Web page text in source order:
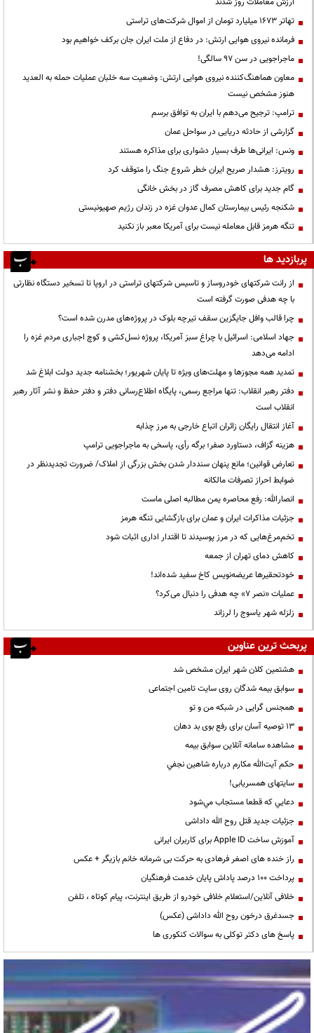
تهاتر ۱۶۷۳ میلیارد تومان از اموال شرکت‌های تراستی
فرمانده نیروی هوایی ارتش: در دفاع از ملت ایران جان برکف خواهیم بود
ماجراجویی در سن ۹۷ سالگی!
معاون هماهنگ‌کننده نیروی هوایی ارتش: وضعیت سه خلبان عملیات حمله به العدید
هنوز مشخص نیست
ترامپ: ترجیح می‌دهم با ایران به توافق برسم
گزارشی از حادثه دریایی در سواحل عمان
ونس: ایرانی‌ها طرف بسیار دشواری برای مذاکره هستند
رویترز: هشدار صریح ایران خطر شروع جنگ را متوقف کرد
گام جدید برای کاهش مصرف گاز در بخش خانگی
شکنجه رئیس بیمارستان کمال عدوان غزه در زندان رژیم صهیونیستی
تنگه هرمز قابل معامله نیست برای آمریکا معبر باز نکنید
پربازدید ها
از رانت‌ شرکتهای خودروساز و تاسیس شرکتهای تراستی در اروپا تا تسخیر دستگاه نظارتی
با چه هدفی صورت گرفته است
چرا قالب وافل جایگزین سقف تیرچه بلوک در پروژه‌های مدرن شده است؟
جهاد اسلامی: اسرائیل با چراغ سبز آمریکا، پروژه نسل‌کشی و کوچ اجباری مردم غزه را
ادامه می‌دهد
تمدید همه مجوزها و مهلت‌های ویژه تا پایان شهریور؛ بخشنامه جدید دولت ابلاغ شد
دفتر رهبر انقلاب: تنها مراجع رسمی، پایگاه اطلاع‌رسانی دفتر و دفتر حفظ و نشر آثار رهبر
انقلاب است
آغاز انتقال رایگان زائران اتباع خارجی به مرز چذابه
هزینه گزاف، دستاورد صفر؛ برگه رأی، پاسخی به ماجراجویی ترامپ
تعارض قوانین؛ مانع پنهان سنددار شدن بخش بزرگی از املاک/ ضرورت تجدیدنظر در
ضوابط احراز تصرفات مالکانه
انصارالله: رفع محاصره یمن مطالبه اصلی ماست
جزئیات مذاکرات ایران و عمان برای بازگشایی تنگه هرمز
تخم‌مرغ‌هایی که در مرز پوسیدند تا اقتدار اداری اثبات شود
کاهش دمای تهران از جمعه
خودتحقیرها عریضه‌نویس کاخ سفید شده‌اند!
عملیات «نصر ۷» چه هدفی را دنبال می‌کرد؟
زلزله شهر یاسوج را لرزاند
پربحث ترین عناوین
هشتمین کلان شهر ایران مشخص شد
سوابق بیمه شدگان روی سایت تامین اجتماعی
همجنس گرایی در شبکه من و تو
13 توصیه آسان برای رفع بوی بد دهان
مشاهده سامانه آنلاين سوابق بیمه
حكم آيت‌الله مكارم درباره شاهين نجفي
سایتهای همسریابی!
دعايي كه قطعا مستجاب مي‌شود
جزئیات جدید قتل روح الله داداشی
آموزش ساخت Apple ID برای کاربران ایرانی
راز خنده های اصغر فرهادی به حرکت بی شرمانه خانم بازیگر + عکس
پرداخت ۱۰۰ درصد پاداش پایان خدمت فرهنگیان
خلافی آنلاین/استعلام خلافی خودرو از طریق اینترنت، پیام کوتاه ، تلفن
جسدغرق درخون روح الله داداشی (عکس)
پاسخ های دکتر توکلی به سوالات کنکوری ها